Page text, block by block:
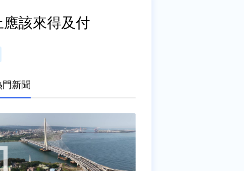
該來得及付
門新聞